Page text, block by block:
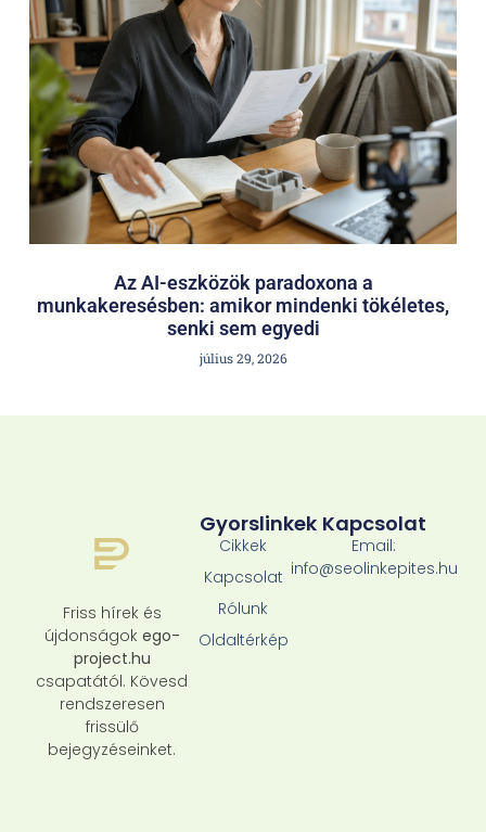
Az AI-eszközök paradoxona a
munkakeresésben: amikor mindenki tökéletes,
senki sem egyedi
július 29, 2026
Friss hírek és
újdonságok ego-
project.hu
csapatától. Kövesd
rendszeresen
frissülő
bejegyzéseinket.
Gyorslinkek
Cikkek
Kapcsolat
Rólunk
Oldaltérkép
Kapcsolat
Email:
info@seolinkepites.hu